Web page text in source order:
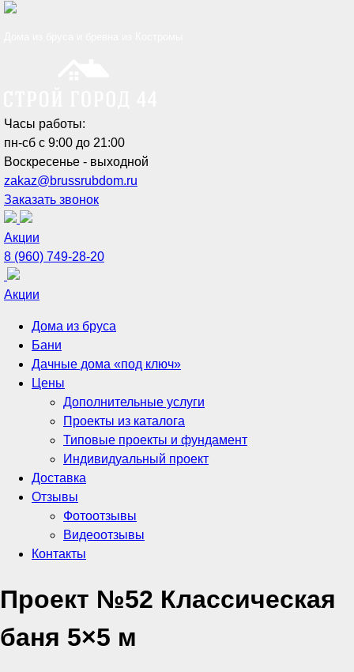
Часы работы:
пн-сб с 9:00 до 21:00
Воскресенье - выходной
zakaz@brussrubdom.ru
Заказать звонок
Акции
8 (960) 749-28-20
Акции
Дома из бруса
Бани
Дачные дома «под ключ»
Цены
Дополнительные услуги
Проекты из каталога
Типовые проекты и фундамент
Индивидуальный проект
Доставка
Отзывы
Фотоотзывы
Видеоотзывы
Контакты
Проект №52 Классическая
баня 5×5 м